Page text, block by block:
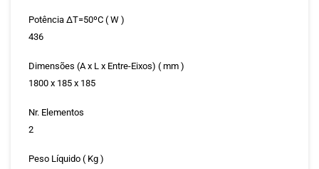
Potência ΔT=50ºC ( W )
436
Dimensões (A x L x Entre-Eixos) ( mm )
1800 x 185 x 185
Nr. Elementos
2
Peso Líquido ( Kg )